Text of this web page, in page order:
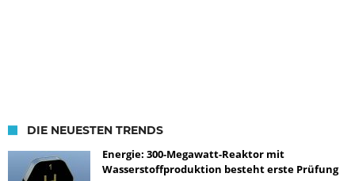
DIE NEUESTEN TRENDS
Energie: 300-Megawatt-Reaktor mit
Wasserstoffproduktion besteht erste Prüfung